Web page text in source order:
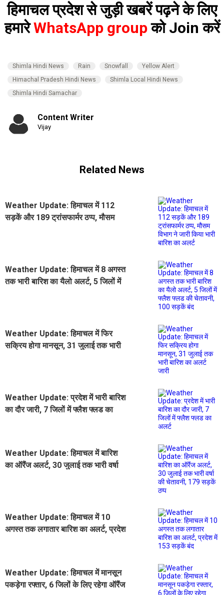
हिमाचल प्रदेश से जुड़ी खबरें पढ़ने के लिए
हमारेWhatsApp groupको Join करें
Shimla Hindi News Rain Snowfall
Yellow Alert
Himachal Pradesh Hindi News
Shimla Local Hindi News
Shimla Hindi Samachar
Content Writer
Vijay
Related News
Weather Update: हिमाचल में 112
सड़कें और 189 ट्रांसफार्मर ठप्प, मौसम
Weather Update: हिमाचल में 8 अगस्त
तक भारी बारिश का यैलो अलर्ट, 5 जिलों में
Weather Update: हिमाचल में फिर
सक्रिय होगा मानसून, 31 जुलाई तक भारी
Weather Update: प्रदेश में भारी बारिश
का दौर जारी, 7 जिलों में फ्लैश फ्लड का
Weather Update: हिमाचल में बारिश
का ऑरैंज अलर्ट, 30 जुलाई तक भारी वर्षा
Weather Update: हिमाचल में 10
अगस्त तक लगातार बारिश का अलर्ट, प्रदेश
Weather Update: हिमाचल में मानसून
पकड़ेगा रफ्तार, 6 जिलों के लिए रहेगा ऑरैंज